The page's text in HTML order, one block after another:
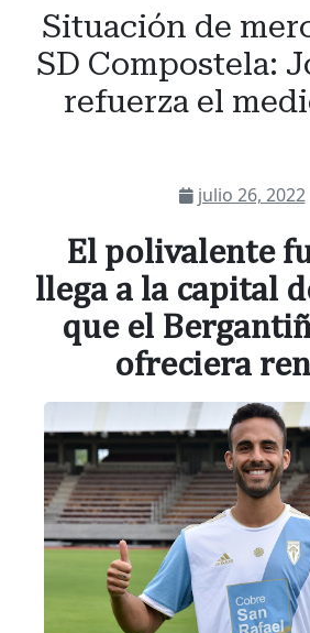
Situación de
SD Compostela:
refuerza el
julio 26, 2022
El polivalente
llega a la capital
que el
ofreciera